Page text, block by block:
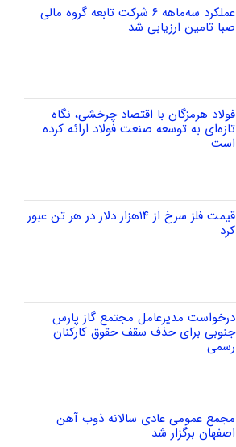
عملکرد سه‌ماهه ۶ شرکت‌ تابعه گروه مالی
صبا تامین ارزیابی شد
فولاد هرمزگان با اقتصاد چرخشی، نگاه
تازه‌ای به توسعه صنعت فولاد ارائه کرده
است
قیمت فلز سرخ از ۱۴هزار دلار در هر تن عبور
کرد
درخواست مدیرعامل مجتمع گاز پارس
جنوبی برای حذف سقف حقوق کارکنان
رسمی
مجمع عمومی عادی سالانه ذوب آهن
اصفهان برگزار شد